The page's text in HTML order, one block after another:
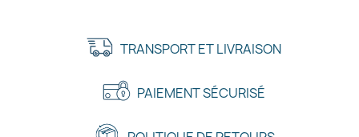
TRANSPORT ET LIVRAISON
PAIEMENT SÉCURISÉ